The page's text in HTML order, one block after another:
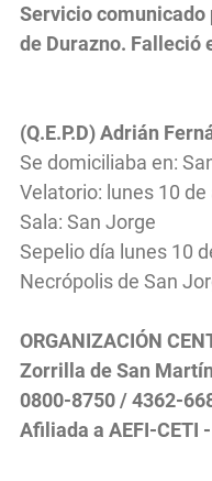
Servicio comunicado
de Durazno. Falleció
(Q.E.P.D) Adrián
Se domiciliaba en:
Velatorio: lunes 10
Sala: San Jorge
Sepelio día lunes 10
Necrópolis de San
ORGANIZACIÓN
Zorrilla de San
0800-8750 / 4362-
Afiliada a AEFI-CETI